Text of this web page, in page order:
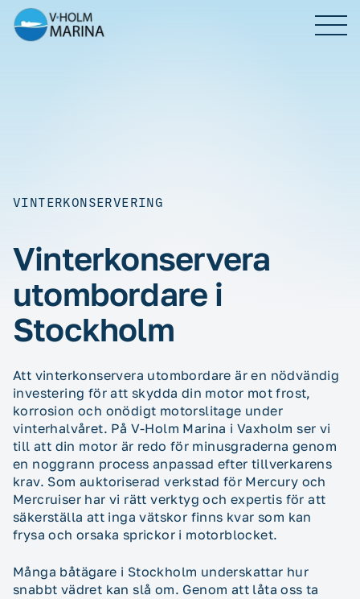
Skip
content
Om oss
Kontakt
BOKA TID
VINTERKONSERVERING
Vinterkonservera
utombordare i
Stockholm
Att vinterkonservera utombordare är en nödvändig
investering för att skydda din motor mot frost,
korrosion och onödigt motorslitage under
vinterhalvåret. På V-Holm Marina i Vaxholm ser vi
till att din motor är redo för minusgraderna genom
en noggrann process anpassad efter tillverkarens
krav. Som auktoriserad verkstad för Mercury och
Mercruiser har vi rätt verktyg och expertis för att
säkerställa att inga vätskor finns kvar som kan
frysa och orsaka sprickor i motorblocket.
Många båtägare i Stockholm underskattar hur
snabbt vädret kan slå om. Genom att låta oss ta